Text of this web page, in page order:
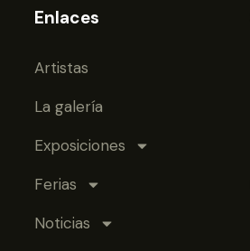
Enlaces
Artistas
La galería
Exposiciones
Ferias
Noticias